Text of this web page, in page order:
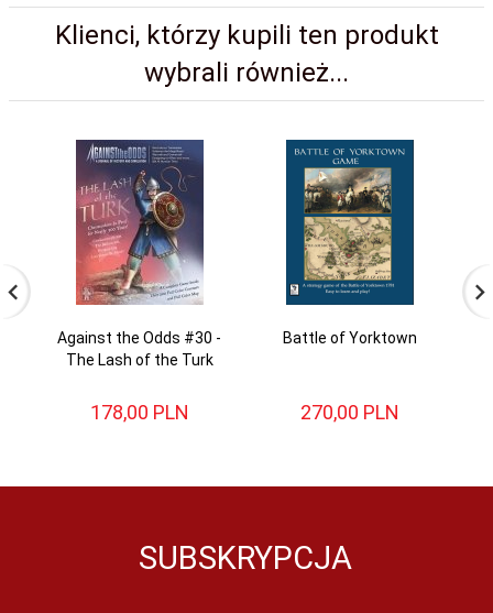
Klienci, którzy kupili ten produkt
wybrali również...
Against the Odds #30 -
The Lash of the Turk
178,00 PLN
Battle of Yorktown
270,00 PLN
SUBSKRYPCJA